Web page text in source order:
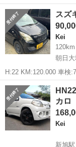
名： スズキ ■ 車種
■ 排気量： 660cc ■
大阪 堺市 Kei
スズ
Kei
120km
朝日
H:22 KM:120.000 車検:7/4 5ヶ月ほど放置しておりましたので保
ざいません
滋賀 東近江市
カ
Kei
新旭駅